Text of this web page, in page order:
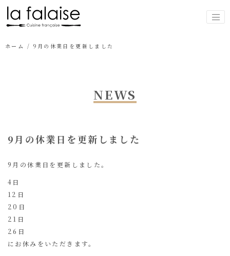
ホーム / 9月の休業日を更新しました
NEWS
9月の休業日を更新しました
9月の休業日を更新しました。
4日
12日
20日
21日
26日
にお休みをいただきます。